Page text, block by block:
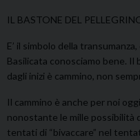
IL BASTONE DEL
E’ il simbolo della
Basilicata conosciamo bene. Il
dagli inizi è cammino, non
Il cammino è anche per noi
nonostante le mille possibilità
tentati di “bivaccare” nel